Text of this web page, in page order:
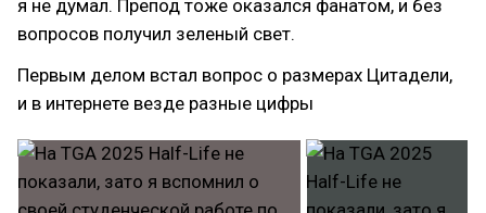
я не думал. Препод тоже оказался фанатом, и без
вопросов получил зеленый свет.
Первым делом встал вопрос о размерах Цитадели,
и в интернете везде разные цифры